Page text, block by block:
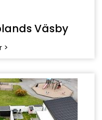
Väsby
>